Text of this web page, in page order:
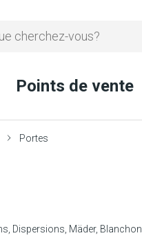
Points de vente
Portes
Dispersions Mäder Blanchon